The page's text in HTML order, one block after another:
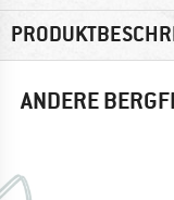
ANDERE